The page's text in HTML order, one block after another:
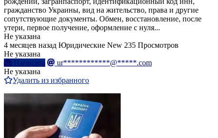
гражданство Украины, вид на жительство, права и другие
сопутствующие документы. Обмен, восстановление, после
утери, первое получение, оформление с нуля...
Не указана
4 месяцев назад Юридические New 235 Просмотров
Не указана
Написать
ur************@*****.com
Не указана
Удалить из избранного